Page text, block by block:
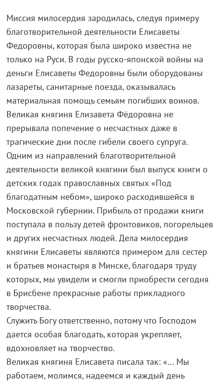
Миссия милосердия зародилась, следуя примеру
благотворительной деятельности Елисаветы
Федоровны, которая была широко известна не
только на Руси. В годы русско-японской войны на
деньги Елисаветы Федоровны были оборудованы
лазареты, санитарные поезда, оказывалась
материальная помощь семьям погибших воинов.
Великая княгиня Елизавета Фёдоровна не
прерывала попечение о несчастных даже в
трагические дни после гибели своего супруга.
Одним из направлений благотворительной
деятельности великой княгини был выпуск книги о
детских годах православных святых «Под
благодатным небом», широко расходившейся в
Московской губернии. Прибыль от продажи книги
поступала в пользу детей фронтовиков, погорельцев
и других несчастных людей. Дела милосердия
княгини Елисаветы являются примером для сестер
и братьев монастыря в Минске, благодаря труду
которых, мы увидели и смогли приобрести сегодня
в Брисбене прекрасные работы прикладного
творчества.
Служить Богу ответственно, потому что Господом
дается особая благодать, которая укрепляет,
вдохновляет на творчество.
Великая княгиня Елисавета писала так: «… Мы
работаем, молимся, надеемся и каждый день